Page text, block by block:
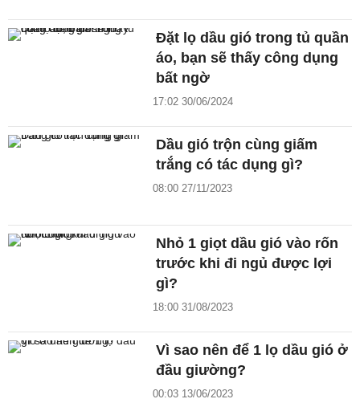
Đặt lọ dầu gió trong tủ quần
áo, bạn sẽ thấy công dụng
bất ngờ
17:02 30/06/2024
Dầu gió trộn cùng giấm
trắng có tác dụng gì?
08:00 27/11/2023
Nhỏ 1 giọt dầu gió vào rốn
trước khi đi ngủ được lợi
gì?
18:00 31/08/2023
Vì sao nên để 1 lọ dầu gió ở
đầu giường?
00:03 13/06/2023